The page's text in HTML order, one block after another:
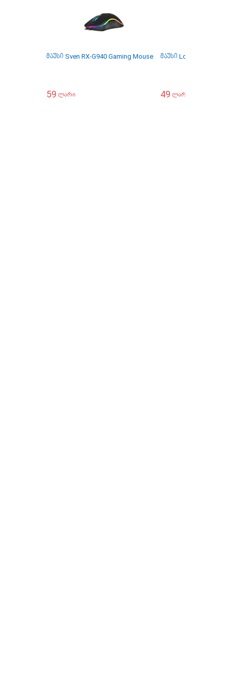
მაუსი Sven RX-G940 Gaming Mouse
59 ლარი
მაუსი Logitech M171
49 ლარი